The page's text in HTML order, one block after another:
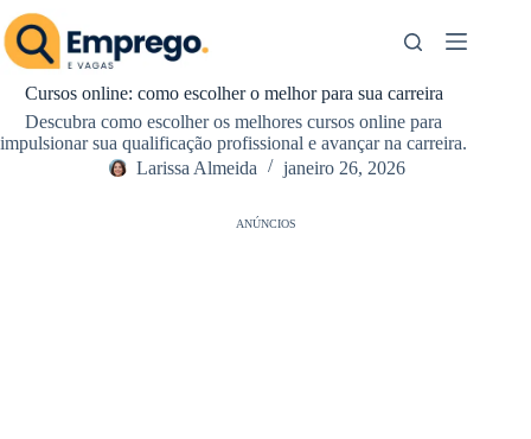
Pular
para
o
conteúdo
Cursos online: como escolher o melhor para sua carreira
Descubra como escolher os melhores cursos online para
impulsionar sua qualificação profissional e avançar na carreira.
Larissa Almeida
janeiro 26, 2026
ANÚNCIOS